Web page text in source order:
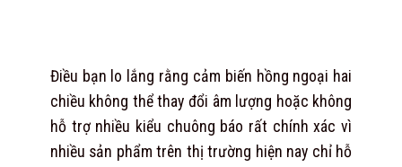
Điều bạn lo lắng rằng cảm biến hồng ngoại hai
chiều không thể thay đổi âm lượng hoặc không
hỗ trợ nhiều kiểu chuông báo rất chính xác vì
nhiều sản phẩm trên thị trường hiện nay chỉ hỗ